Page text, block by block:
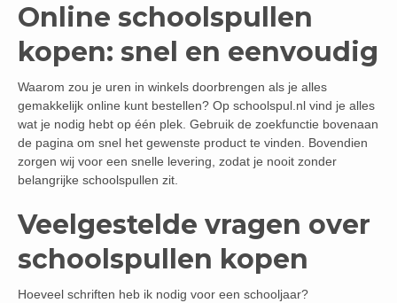
Online schoolspullen
kopen: snel en eenvoudig
Waarom zou je uren in winkels doorbrengen als je alles
gemakkelijk online kunt bestellen? Op schoolspul.nl vind je alles
wat je nodig hebt op één plek. Gebruik de zoekfunctie bovenaan
de pagina om snel het gewenste product te vinden. Bovendien
zorgen wij voor een snelle levering, zodat je nooit zonder
belangrijke schoolspullen zit.
Veelgestelde vragen over
schoolspullen kopen
Hoeveel schriften heb ik nodig voor een schooljaar?